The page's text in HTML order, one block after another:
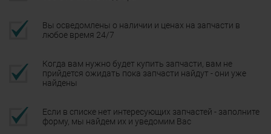
Вы осведомлены о наличии и ценах на запчасти в
любое время 24/7
Когда вам нужно будет купить запчасти, вам не
прийдется ожидать пока запчасти найдут - они уже
найдены
Если в списке нет интересующих запчастей - заполните
форму, мы найдем их и уведомим Вас